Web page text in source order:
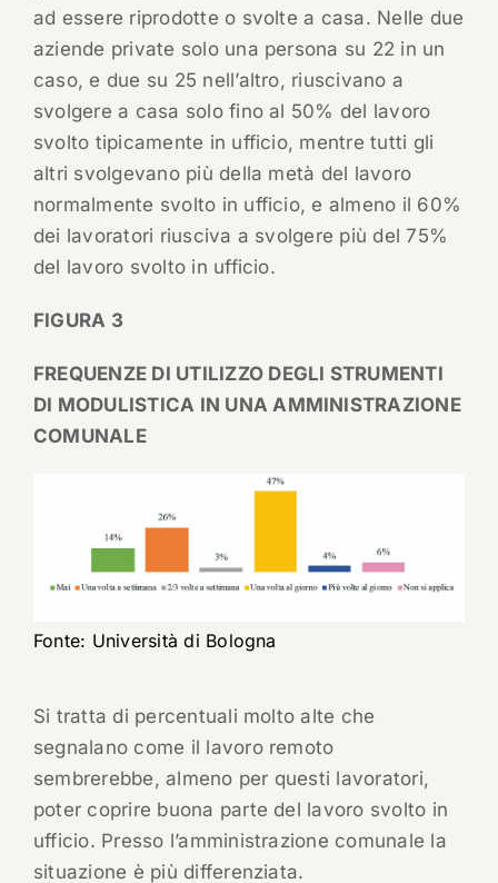
ad essere riprodotte o svolte a casa. Nelle due
aziende private solo una persona su 22 in un
caso, e due su 25 nell’altro, riuscivano a
svolgere a casa solo fino al 50% del lavoro
svolto tipicamente in ufficio, mentre tutti gli
altri svolgevano più della metà del lavoro
normalmente svolto in ufficio, e almeno il 60%
dei lavoratori riusciva a svolgere più del 75%
del lavoro svolto in ufficio.
FIGURA 3
FREQUENZE DI UTILIZZO DEGLI STRUMENTI
DI MODULISTICA IN UNA AMMINISTRAZIONE
COMUNALE
Fonte: Università di Bologna
Si tratta di percentuali molto alte che
segnalano come il lavoro remoto
sembrerebbe, almeno per questi lavoratori,
poter coprire buona parte del lavoro svolto in
ufficio. Presso l’amministrazione comunale la
situazione è più differenziata.